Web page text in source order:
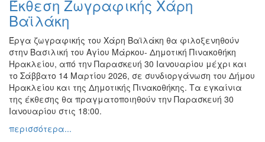
Φωτογραφία
Τραγούδι
Μουσική
Κινηματογράφος
Χορός
Θέατρο
Ειδών
Έκθεση Ζωγραφικής Χάρη
Βαϊλάκη
Έργα ζωγραφικής του Χάρη Βαϊλάκη θα φιλοξενηθούν
στην Βασιλική του Αγίου Μάρκου- Δημοτική Πινακοθήκη
Ηρακλείου, από την Παρασκευή 30 Ιανουαρίου μέχρι και
το Σάββατο 14 Μαρτίου 2026, σε συνδιοργάνωση του Δήμου
Ηρακλείου και της Δημοτικής Πινακοθήκης. Τα εγκαίνια
της έκθεσης θα πραγματοποιηθούν την Παρασκευή 30
Ιανουαρίου στις 18:00.
περισσότερα...